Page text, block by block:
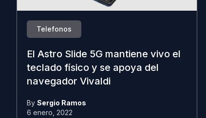
Telefonos
El Astro Slide 5G mantiene vivo el
teclado físico y se apoya del
navegador Vivaldi
By Sergio Ramos
6 enero, 2022